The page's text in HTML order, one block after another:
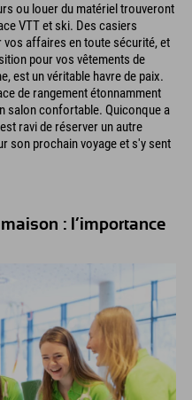
ou louer du matériel trouveront
VTT et ski. Des casiers
affaires en toute sécurité, et
pour vos vêtements de
est un véritable havre de paix.
de rangement étonnamment
salon confortable. Quiconque a
ravi de réserver un autre
son prochain voyage et s'y sent
: l’importance